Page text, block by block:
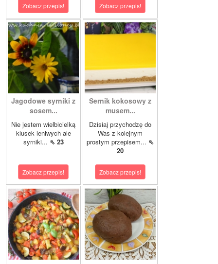
Zobacz przepis! Zobacz przepis!
Jagodowe syrniki z
sosem...
Nie jestem wielbicielką
klusek leniwych ale
syrniki... ⇖ 23
Zobacz przepis!
Sernik kokosowy z
musem...
Dzisiaj przychodzę do
Was z kolejnym
prostym przepisem... ⇖
20
Zobacz przepis!